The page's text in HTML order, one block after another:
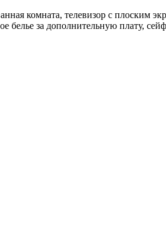
комната, телевизор с плоским
белье за дополнительную плату,